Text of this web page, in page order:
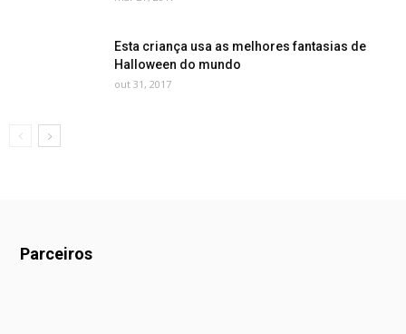
Esta criança usa as melhores fantasias de
Halloween do mundo
out 31, 2017
Parceiros